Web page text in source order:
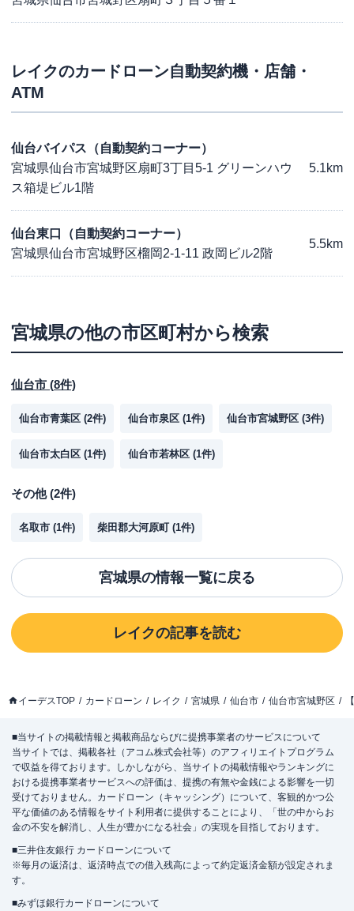
レイクのカードローン自動契約機・店舗・
ATM
仙台バイパス（自動契約コーナー）
宮城県仙台市宮城野区扇町3丁目5-1 グリーンハウ
ス箱堤ビル1階
5.1km
仙台東口（自動契約コーナー）
宮城県仙台市宮城野区榴岡2-1-11 政岡ビル2階
5.5km
宮城県の他の市区町村から検索
仙台市 (8件)
仙台市青葉区 (2件) 仙台市泉区 (1件) 仙台市宮城野区 (3件)
仙台市太白区 (1件) 仙台市若林区 (1件)
その他(2件)
名取市 (1件) 柴田郡大河原町 (1件)
宮城県の情報一覧に戻る
レイクの記事を読む
イーデスTOP カードローン レイク 宮城県 仙台市 仙台市宮城野区
■当サイトの掲載情報と掲載商品ならびに提携事業者のサービスについて
当サイトでは、掲載各社（アコム株式会社等）のアフィリエイトプログラム
で収益を得ております。しかしながら、当サイトの掲載情報やランキングに
おける提携事業者サービスへの評価は、提携の有無や金銭による影響を一切
受けておりません。カードローン（キャッシング）について、客観的かつ公
平な価値のある情報をサイト利用者に提供することにより、「世の中からお
金の不安を解消し、人生が豊かになる社会」の実現を目指しております。
■三井住友銀行 カードローンについて
※毎月の返済は、返済時点での借入残高によって約定返済金額が設定されま
す。
■みずほ銀行カードローンについて